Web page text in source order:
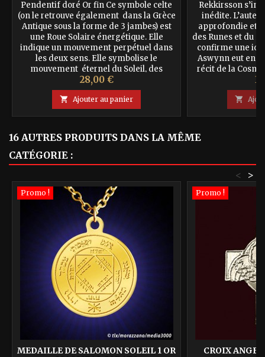
Pendentif doré Or fin Ce symbole celte
(on le retrouve également dans la Grèce
Antique sous la forme de 3 jambes) est
une Roue Solaire énergétique. Elle
indique un mouvement perpétuel dans
les deux sens. Elle symbolise le
mouvement éternel du Soleil, des
planètes, des énergies, de l'eau, du vent,
du feu, de la marche du Temps...
Prix
28,00 €
 Ajouter au panier
Rekkirsson
inédite.
approfondie et
des Runes et du
confirme une
Aswynn eut en
récit de la
récit de la

16 AUTRES PRODUITS DANS LA MÊME
CATÉGORIE :
>
<
Promo !
MEDAILLE DE SALOMON SOLEIL 1 OR
Promo !
CROIX